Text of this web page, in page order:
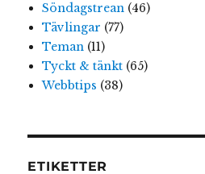
Söndagstrean(46)
Tävlingar (77)
Teman(11)
Tyckt & tänkt(65)
Webbtips (38)
ETIKETTER